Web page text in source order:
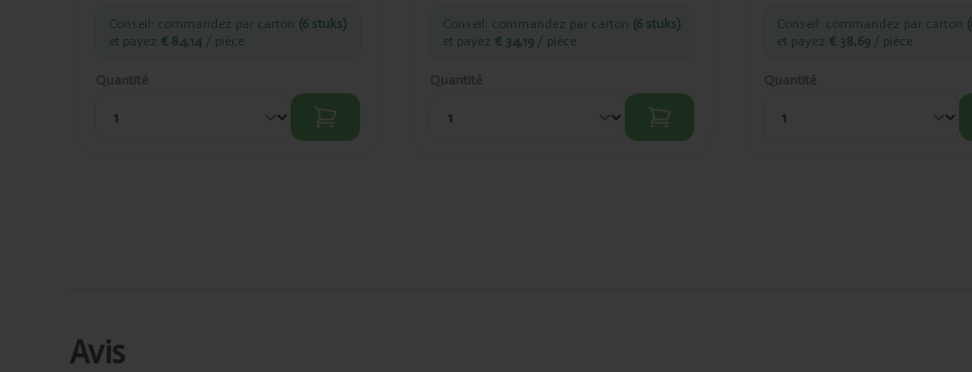
Conseil: commandez par carton (6 stuks)
et payez € 84,14 / pièce
Quantité
Conseil: commandez par carton (6 stuks)
et payez € 34,19 / pièce
Quantité
Conseil: commandez par carton
et payez € 38,69 / pièce
Quantité
Avis